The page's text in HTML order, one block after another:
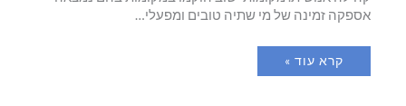
אספקה זמינה של מי שתיה טובים ומפעלי…
קרא עוד »